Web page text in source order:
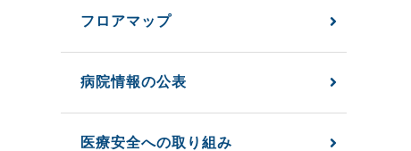
フロアマップ
病院情報の公表
医療安全への取り組み